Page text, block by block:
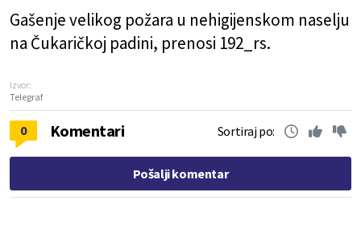
Gašenje velikog požara u nehigijenskom naselju
na Čukaričkoj padini, prenosi 192_rs.
Izvor:
Telegraf
0 Komentari Sortiraj po:
Pošalji komentar